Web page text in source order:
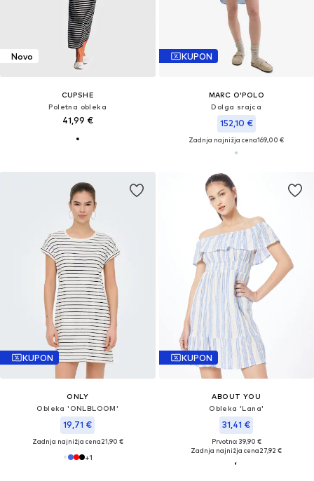
Novo
CUPSHE
Poletna obleka
41,99 €
KUPON
MARC O'POLO
Dolga srajca
152,10 €
Zadnja najnižja cena169,00 €
KUPON
ONLY
Obleka 'ONLBLOOM'
19,71 €
Zadnja najnižja cena21,90 €
+1
KUPON
ABOUT YOU
Obleka 'Lana'
31,41 €
Prvotno: 39,90 €
Zadnja najnižja cena27,92 €